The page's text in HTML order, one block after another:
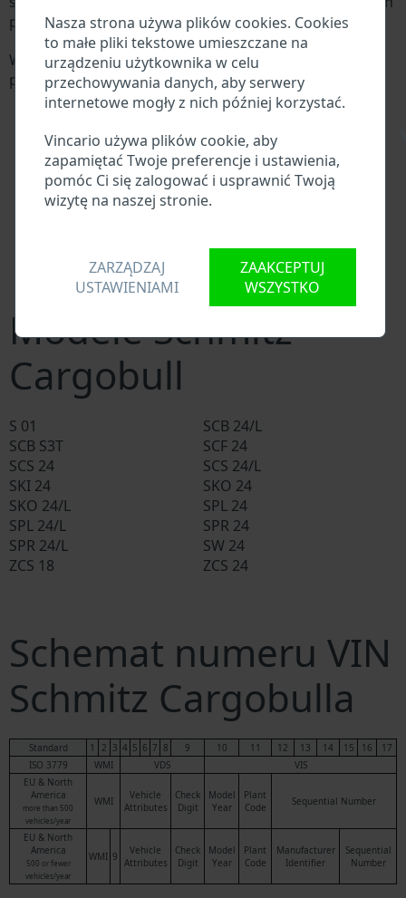
Nasza strona używa plików cookies. Cookies
to małe pliki tekstowe umieszczane na
urządzeniu użytkownika w celu
przechowywania danych, aby serwery
internetowe mogły z nich później korzystać.
Vincario używa plików cookie, aby
zapamiętać Twoje preferencje i ustawienia,
pomóc Ci się zalogować i usprawnić Twoją
wizytę na naszej stronie.
ZARZĄDZAJ
USTAWIENIAMI
ZAAKCEPTUJ
WSZYSTKO
podstawowe informacje o pojeździe.
Wszystkie bazy danych w branży motoryzacyjnej
przeszukują VIN:
Baza danych producenta Schmitz Cargobulla
Cargobulla
Baza danych dealerów Schmitz Cargobulla
Baza danych warsztatów Schmitz Cargobulla i
dostawców części zamiennych
Bazy danych firm ubezpieczeniowych
Bazy danych firm prywatnych
Modele Schmitz
Cargobull
S 01
SCB 24/L
SCB S3T
SCF 24
SCS 24
SCS 24/L
SKI 24
SKO 24
SKO 24/L
SPL 24
SPL 24/L
SPR 24
SPR 24/L
SW 24
ZCS 18
ZCS 24
Schemat numeru VIN
Schmitz Cargobulla
Standard 1 2 3 4 5 6 7 8 9 10 11 12 13 14 15 16
17
ISO 3779
WMI VDS
VIS
EU & North
America
more than 500
vehicles/year
WMI
Vehicle
Attributes
Check
Digit
Model
Year
Plant
Code
Sequential Number
EU & North
America
500 or fewer
vehicles/year
WMI 9
Vehicle
Attributes
Check
Digit
Model
Year
Plant
Code
Manufacturer
Identifier
Sequential
Number